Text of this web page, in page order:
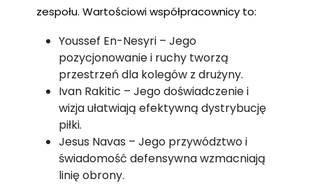
zespołu. Wartościowi współpracownicy to:
Youssef En-Nesyri – Jego
pozycjonowanie i ruchy tworzą
przestrzeń dla kolegów z drużyny.
Ivan Rakitic – Jego doświadczenie i
wizja ułatwiają efektywną dystrybucję
piłki.
Jesus Navas – Jego przywództwo i
świadomość defensywna wzmacniają
linię obrony.